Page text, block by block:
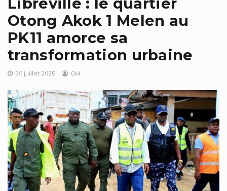
Otong Akok 1 Melen au
PK11 amorce sa
transformation urbaine
30 juillet 2025 GM